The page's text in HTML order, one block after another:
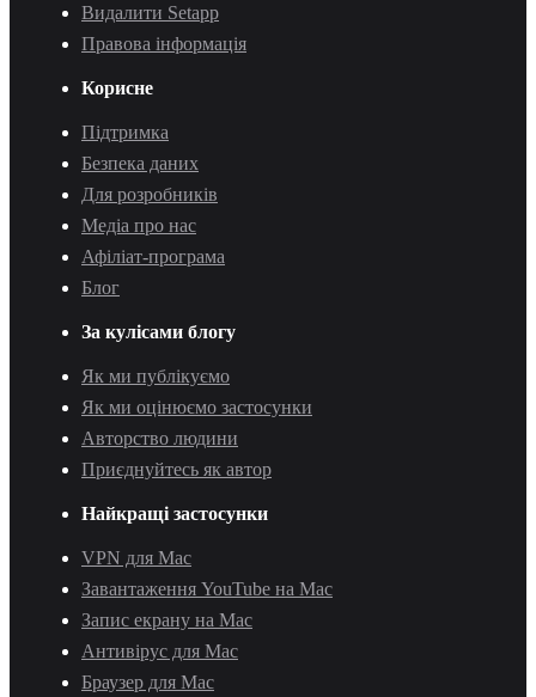
Видалити Setapp
Правова інформація
Корисне
Підтримка
Безпека даних
Для розробників
Медіа про нас
Афіліат-програма
Блог
За кулісами блогу
Як ми публікуємо
Як ми оцінюємо застосунки
Авторство людини
Приєднуйтесь як автор
Найкращі застосунки
VPN для Mac
Завантаження YouTube на Mac
Запис екрану на Mac
Антивірус для Mac
Браузер для Mac